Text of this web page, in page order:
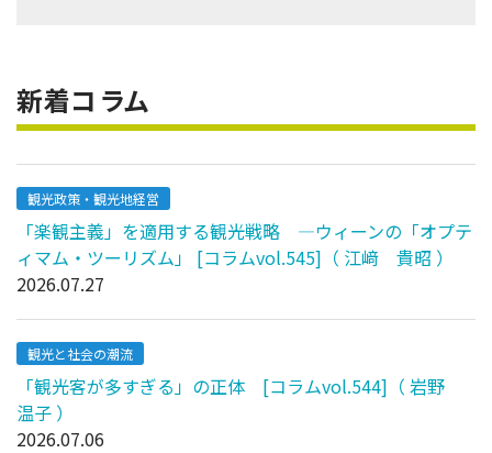
新着コラム
観光政策・観光地経営
「楽観主義」を適用する観光戦略 ―ウィーンの「オプテ
ィマム・ツーリズム」 [コラムvol.545]（ 江﨑 貴昭 ）
2026.07.27
観光と社会の潮流
「観光客が多すぎる」の正体 [コラムvol.544]（ 岩野
温子 ）
2026.07.06